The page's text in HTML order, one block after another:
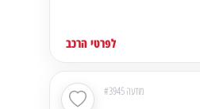
לפרטי הרכב
מודעה #3945